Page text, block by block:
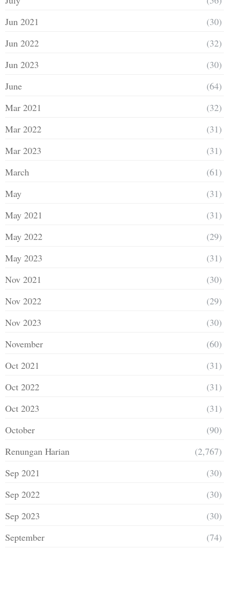
Jun 2021
(30)
Jun 2022
(32)
Jun 2023
(30)
June
(64)
Mar 2021
(32)
Mar 2022
(31)
Mar 2023
(31)
March
(61)
May
(31)
May 2021
(31)
May 2022
(29)
May 2023
(31)
Nov 2021
(30)
Nov 2022
(29)
Nov 2023
(30)
November
(60)
Oct 2021
(31)
Oct 2022
(31)
Oct 2023
(31)
October
(90)
Renungan Harian
(2,767)
Sep 2021
(30)
Sep 2022
(30)
Sep 2023
(30)
September
(74)